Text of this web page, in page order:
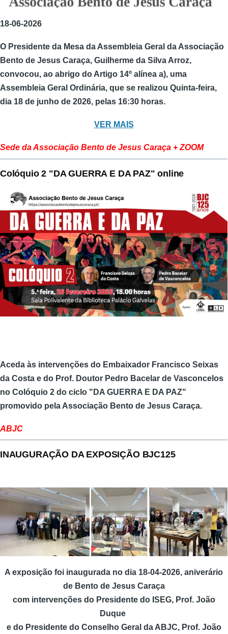
18-06-2026
O Presidente da Mesa da Assembleia Geral da Associação
Bento de Jesus Caraça, Guilherme da Silva Arroz,
convocou, ao abrigo do Artigo 14º alínea a), uma
Assembleia Geral Ordinária, que se realizou Quinta-feira,
dia 18 de junho de 2026, pelas 16:30 horas.
VER MAIS
Sede da Associação Bento de Jesus Caraça + ZOOM
Colóquio 2 "DA GUERRA E DA PAZ" online
Aceda às intervenções do Embaixador Francisco Seixas
da Costa e do Prof. Doutor Pedro Bacelar de Vasconcelos
no Colóquio 2 do ciclo "DA GUERRA E DA PAZ"
promovido pela Associação Bento de Jesus Caraça.
ABJC
INAUGURAÇÃO DA EXPOSIÇÃO BJC125
A exposição foi inaugurada no dia 18-04-2026, aniverário
de Bento de Jesus Caraça
com intervenções do Presidente do ISEG, Prof. João
Duque
e do Presidente do Conselho Geral da ABJC, Prof. João